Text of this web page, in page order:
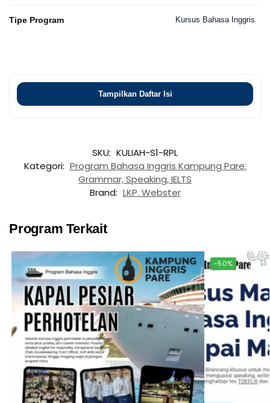
Tipe Program Kursus Bahasa Inggris
Tampilkan Daftar Isi
SKU: KULIAH-S1-RPL
Kategori: Program Bahasa Inggris Kampung Pare:
Grammar, Speaking, IELTS
Brand: LKP. Webster
Program Terkait
-50%